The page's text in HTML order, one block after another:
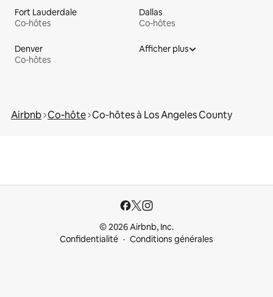
Fort Lauderdale
Co‑hôtes
Dallas
Co‑hôtes
Denver
Co‑hôtes
Afficher plus
Airbnb Co‑hôte Co‑hôtes à Los Angeles County
© 2026 Airbnb, Inc.
Confidentialité
Conditions générales